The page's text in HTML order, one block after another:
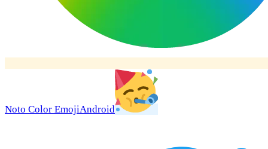
Noto Color EmojiAndroid